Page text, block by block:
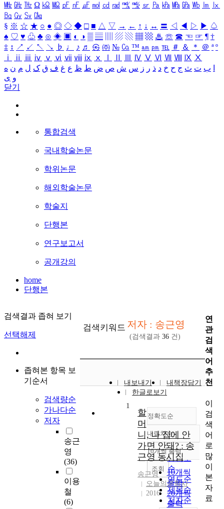
㎒ ㎓ ㎔ Ω ㏀ ㏁ ㎊ ㎋ ㎌ ㏖ ㏅ ㎭ ㎮ ㎯ ㏛ ㎩ ㎪ ㎫ ㎬ ㏝ ㏐
㏓
㏃ ㏉ ㏜ ㏆
§ ※ ☆ ★ ○ ● ◎ ◇ ◆ □ ■ △ ▽ → ← ↑ ↓ ↔ 〓 ◁ ◀ ▷ ▶ ♤
♠ ♡ ♥ ♧ ♣ ⊙ ◈ ▣ ◐ ◑ ▒ ▤ ▨ ▧ ▦ ▩ ♨ ☏ ☎ ☜ ☞ ¶ †
‡ ↕ ↗ ↙ ↖ ↘ ♭ ♩ ♪ ♬ ㉿ ㈜ № ㏇ ™ ㏂ ㏘ ℡ ＃ ＆ ＊ ＠ ª º
ⅰ
ⅱ ⅲ ⅳ ⅴ ⅵ ⅶ ⅷ ⅸ ⅹ Ⅳ Ⅴ Ⅵ Ⅶ Ⅷ Ⅸ Ⅹ
ب ت ث ج ح خ د ذ ر ز س ش ص ض ط ظ ع غ ف ق ک ل م ن ه
و ی
닫기
통합검색
국내학술논문
학위논문
해외학술논문
학술지
단행본
연구보고서
공개강의
home
단행본
검색결과 좁혀 보기
선택해제
좁혀본 항목 보
기순서
검색량순
가나다순
저자
송근
영
(36)
이용
철
(6)
검색키워드 저자 : 송근영
(검색결과 36 건)
내보내기
내책장담기
한글로보기
정확도순
정확도
순
인기도
순
연도순
제목순
저자순
내림차순
내림차순
10개씩 출력
10개씩
출력
20개씩
출력
조회
1
할
머
니, 나 집에 안
가면 안돼? : 송
근영 동시집
송근영
오늘의문학사
2016
연
관
검
색
어
추
천
이
검
색
어
로
많
이
본
자
료